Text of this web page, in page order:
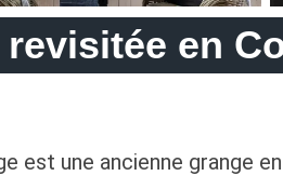
en
est une ancienne grange